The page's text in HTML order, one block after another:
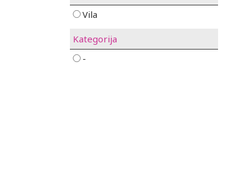
Vila
Kategorija
-